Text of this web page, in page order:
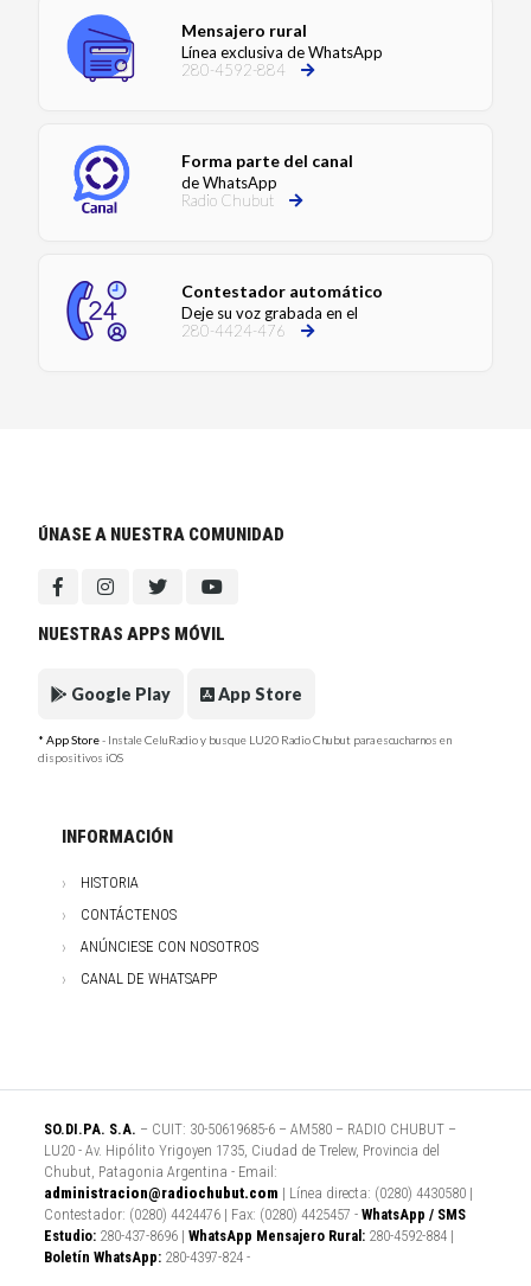
Mensajero rural
Línea exclusiva de WhatsApp
280-4592-884
Forma parte del canal
de WhatsApp
Radio Chubut
Contestador automático
Deje su voz grabada en el
280-4424-476
ÚNASE A NUESTRA COMUNIDAD
NUESTRAS APPS MÓVIL
Google Play App Store
* App Store- Instale CeluRadio y busque LU20 Radio Chubut para escucharnos en
dispositivos iOS
INFORMACIÓN
HISTORIA
CONTÁCTENOS
ANÚNCIESE CON NOSOTROS
CANAL DE WHATSAPP
SO.DI.PA. S.A. – CUIT: 30-50619685-6 – AM580 – RADIO CHUBUT –
LU20 - Av. Hipólito Yrigoyen 1735, Ciudad de Trelew, Provincia del
Chubut, Patagonia Argentina - Email:
administracion@radiochubut.com | Línea directa: (0280) 4430580 |
Contestador: (0280) 4424476 | Fax: (0280) 4425457 - WhatsApp / SMS
Estudio: 280-437-8696 | WhatsApp Mensajero Rural: 280-4592-884 |
Boletín WhatsApp: 280-4397-824 -